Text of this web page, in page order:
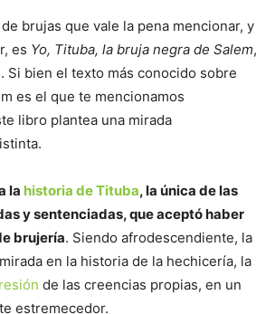
brujas que vale la pena mencionar, y
es Yo, Tituba, la bruja negra de Salem,
Si bien el texto más conocido sobre
es el que te mencionamos
libro plantea una mirada
la historia de Tituba, la única de las
y sentenciadas, que aceptó haber
brujería. Siendo afrodescendiente, la
en la historia de la hechicería, la
de las creencias propias, en un
estremecedor.